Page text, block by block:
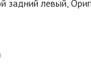
задний левый,